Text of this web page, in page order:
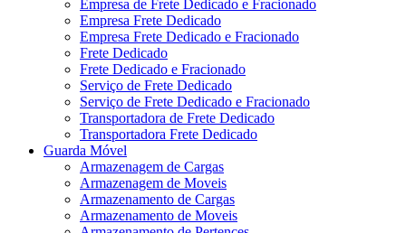
Empresa de Frete Dedicado e Fracionado
Empresa Frete Dedicado
Empresa Frete Dedicado e Fracionado
Frete Dedicado
Frete Dedicado e Fracionado
Serviço de Frete Dedicado
Serviço de Frete Dedicado e Fracionado
Transportadora de Frete Dedicado
Transportadora Frete Dedicado
Guarda Móvel
Armazenagem de Cargas
Armazenagem de Moveis
Armazenamento de Cargas
Armazenamento de Moveis